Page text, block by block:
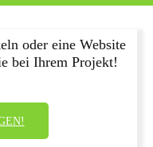
oder eine Website
bei Ihrem Projekt!